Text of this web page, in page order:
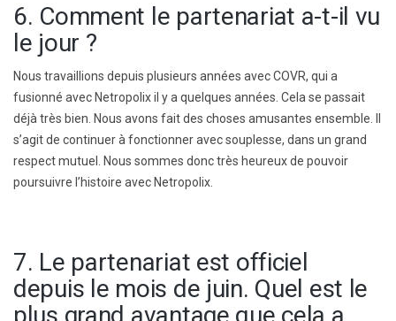
6. Comment le partenariat a-t-il vu
le jour ?
Nous travaillions depuis plusieurs années avec COVR, qui a
fusionné avec Netropolix il y a quelques années. Cela se passait
déjà très bien. Nous avons fait des choses amusantes ensemble. Il
s’agit de continuer à fonctionner avec souplesse, dans un grand
respect mutuel. Nous sommes donc très heureux de pouvoir
poursuivre l’histoire avec Netropolix.
7. Le partenariat est officiel
depuis le mois de juin. Quel est le
plus grand avantage que cela a